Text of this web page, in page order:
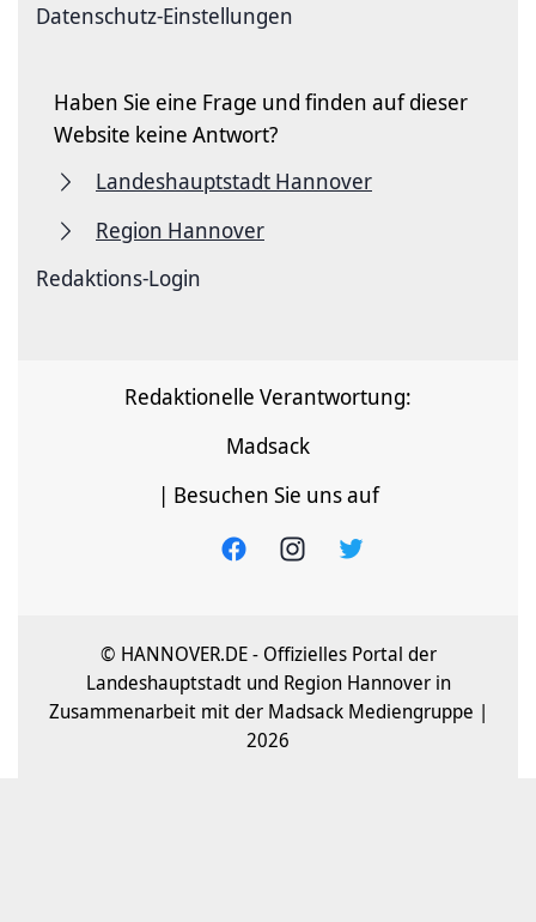
Datenschutz-Einstellungen
Haben Sie eine Frage und finden auf dieser
Website keine Antwort?
Landeshauptstadt Hannover
Region Hannover
Redaktions-Login
Redaktionelle Verantwortung:
Madsack
| Besuchen Sie uns auf
© HANNOVER.DE - Offizielles Portal der
Landeshauptstadt und Region Hannover in
Zusammenarbeit mit der Madsack Mediengruppe |
2026